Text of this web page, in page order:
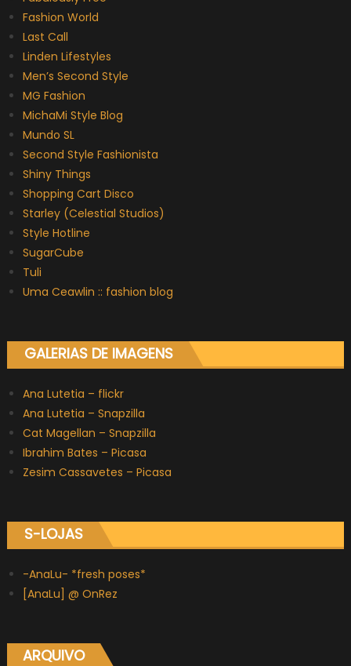
Fashion World
Last Call
Linden Lifestyles
Men’s Second Style
MG Fashion
MichaMi Style Blog
Mundo SL
Second Style Fashionista
Shiny Things
Shopping Cart Disco
Starley (Celestial Studios)
Style Hotline
SugarCube
Tuli
Uma Ceawlin :: fashion blog
GALERIAS DE IMAGENS
Ana Lutetia – flickr
Ana Lutetia – Snapzilla
Cat Magellan – Snapzilla
Ibrahim Bates – Picasa
Zesim Cassavetes – Picasa
S-LOJAS
-AnaLu- *fresh poses*
[AnaLu] @ OnRez
ARQUIVO